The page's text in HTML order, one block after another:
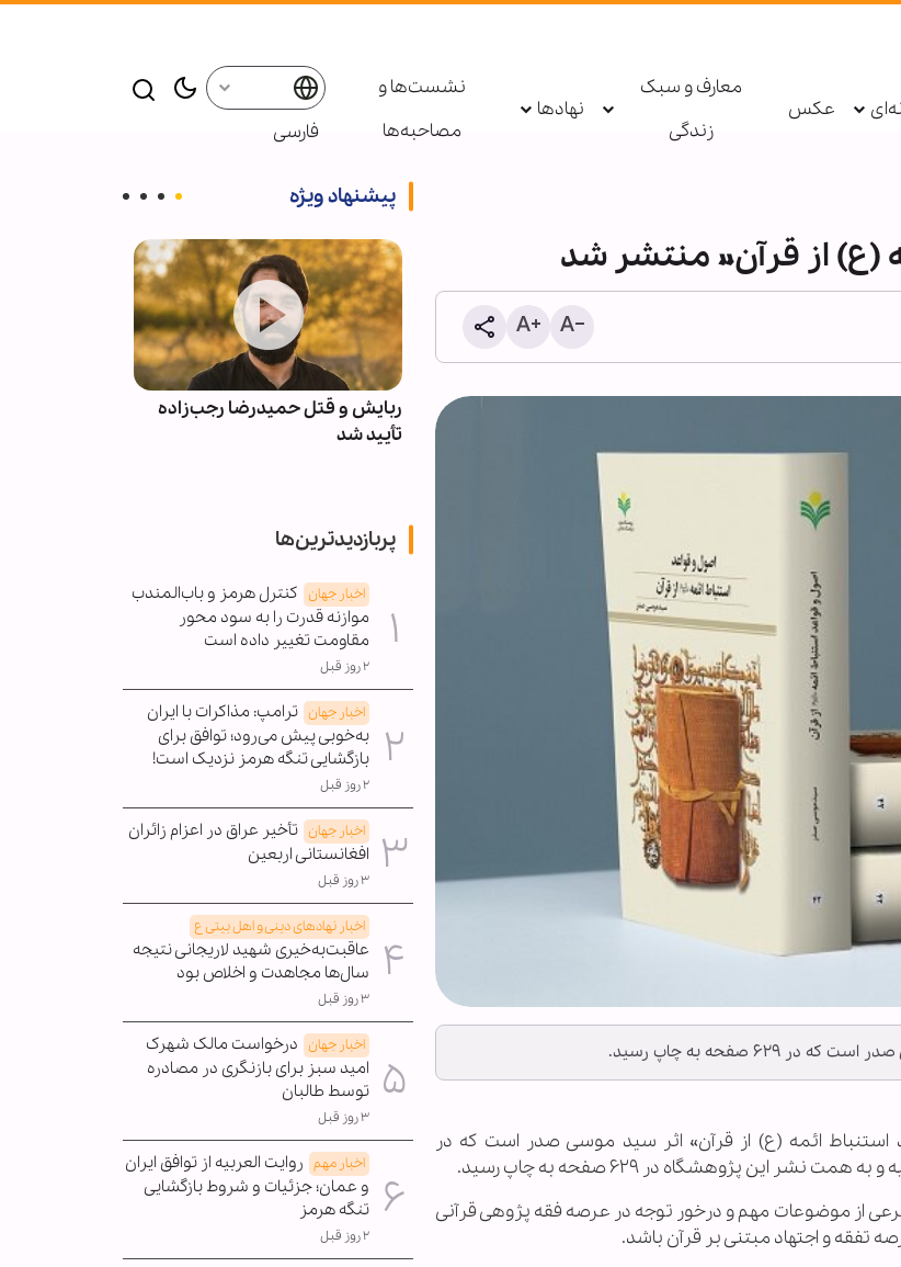
عکس
معارف و سبک
زندگی
نهادها
نشست‌ها و
مصاحبه‌ها
فارسی
(ع) از قرآن» منتشر شد
صفحه به چاپ رسید.
استنباط ائمه (ع) از قرآن» اثر سید موسی صدر است که در
پژوهشگاه در ۶۲۹ صفحه به چاپ رسید.
از موضوعات مهم و درخور توجه در عرصه فقه پژوهی قرآنی
تفقه و اجتهاد مبتنی بر قرآن باشد.
پیشنهاد ویژه
برگزاری شب‌های عزاداری اربعین
تصاویر
ربایش و قتل حمیدرضا رجب‌زاده
تأیید شد
پربازدیدترین‌ها
اخبار جهان کنترل هرمز و باب‌المندب
موازنه قدرت را به سود محور
مقاومت تغییر داده است
۲ روز قبل
اخبار جهان ترامپ: مذاکرات با ایران
به‌خوبی پیش می‌رود؛ توافق برای
بازگشایی تنگه هرمز نزدیک است!
۲ روز قبل
اخبار جهان تأخیر عراق در اعزام زائران
افغانستانی اربعین
۳ روز قبل
اخبار نهادهای دینی و اهل بیتی ع
عاقبت‌به‌خیری شهید لاریجانی نتیجه
سال‌ها مجاهدت و اخلاص بود
۳ روز قبل
اخبار جهان درخواست مالک شهرک
امید سبز برای بازنگری در مصادره
توسط طالبان
۳ روز قبل
اخبار مهم روایت العربیه از توافق ایران
و عمان؛ جزئیات و شروط بازگشایی
تنگه هرمز
۲ روز قبل